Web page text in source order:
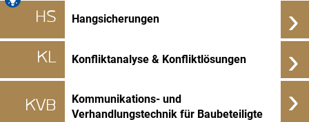
HS Hangsicherungen ›
KL Konfliktanalyse & Konfliktlösungen ›
KVB
Kommunikations- und
Verhandlungstechnik für Baubeteiligte
›